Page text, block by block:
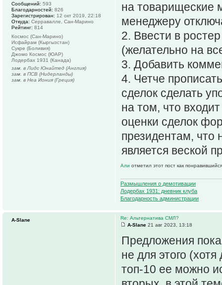
на товарищеские
менеджеру
2. Ввести в
(желательно на
3. Добавить
4. Четче
сделок сделать
на том, что
оценки сделок
президентам, что
является веской
Али отметил этот пост как
Размышления о демотивации
Лодербах 1931: дневник клуба
Благодарность администрации
Сообщений: 593
Благодарностей: 826
Зарегистрирован: 12 окт 2019, 22:18
Откуда: Серравалле, Сан-Марино
Рейтинг: 814
Космос (Сан-Марино)
Исфайрам (Кыргызстан)
Сукре (Боливия)
Джомо Космос (ЮАР)
Лодербах 1931 (Канада)
зам. в Лидс Юнайтед (Англия)
зам. в ПСВ (Нидерланды)
зам. в Неа Иония (Греция)
Re: Альтернатива СМЛ?
A-Slane 21 авг 2023, 13:18
Предложения
не для этого
топ-10 ее можно
A-Slane